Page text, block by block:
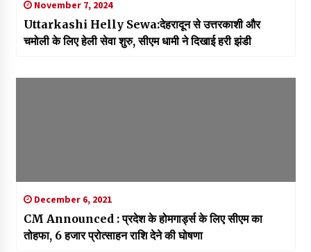
November 7, 2024
Uttarkashi Helly Sewa:देहरादून से उत्तरकाशी और
चमोली के लिए हेली सेवा शुरु, सीएम धामी ने दिखाई हरी झंडी
December 6, 2021
CM Announced : प्रदेश के होमगार्ड्स के लिए सीएम का
तोहफा, 6 हजार प्रोत्साहन राशि देने की घोषणा